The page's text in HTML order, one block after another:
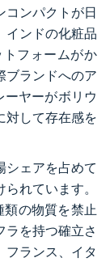
コンパクトが日
インドの化粧品
トフォームがか
ブランドへのア
ーヤーがボリウ
対して存在感を
シェアを占めて
れています。
類の物質を禁止
ラを持つ確立さ
フランス、イタ